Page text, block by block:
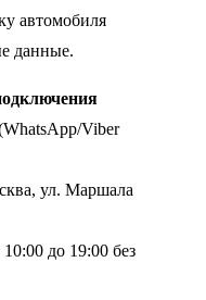
автомобиля
данные.
Viber
ул. Маршала
до 19:00 без